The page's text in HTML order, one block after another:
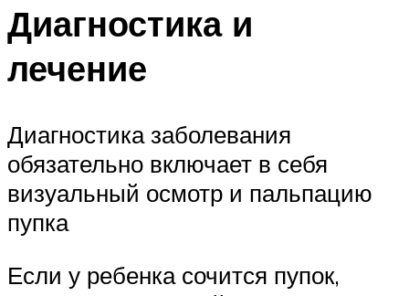
Диагностика и
лечение
Диагностика заболевания
обязательно включает в себя
визуальный осмотр и пальпацию
пупка
Если у ребенка сочится пупок,